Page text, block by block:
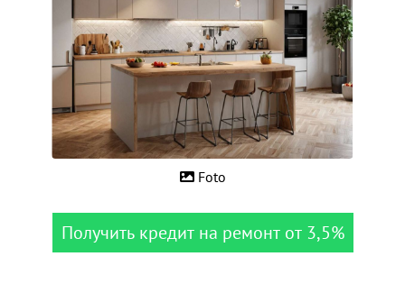
Foto
Получить кредит на ремонт от 3,5%